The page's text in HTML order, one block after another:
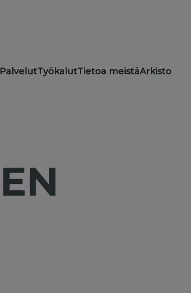
PalvelutTyökalutTietoa meistäArkisto